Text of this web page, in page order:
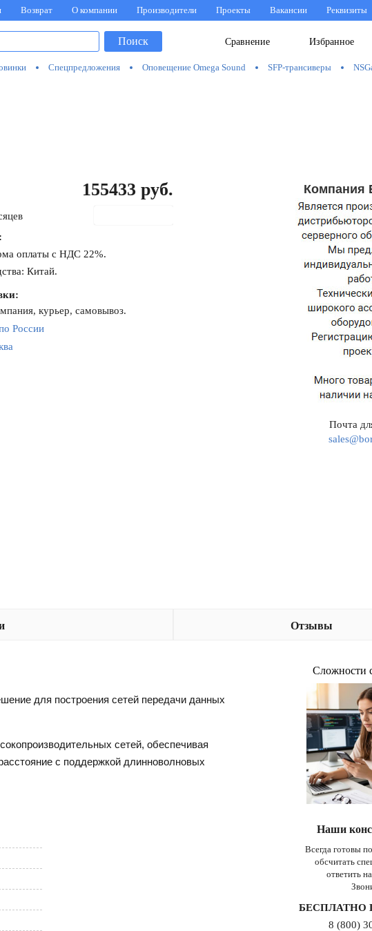
Возврат О компании Производители Проекты Вакансии Реквизиты
Избранное
Сравнение
Поиск
Спецпредложения Оповещение Omega Sound SFP-трансиверы
155433 руб.
оплаты с НДС 22%.
Китай.
курьер, самовывоз.
России
Компания
Почта
Отзывы
для построения сетей передачи данных
сетей, обеспечивая
с поддержкой длинноволновых
Сложности
Наши
Всегда готовы
обсчитать
ответить
БЕСПЛАТНО
8 (800)